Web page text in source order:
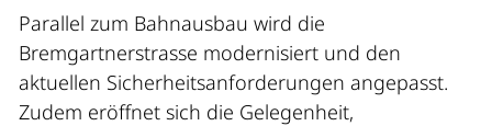
Parallel zum Bahnausbau wird die
Bremgartnerstrasse modernisiert und den
aktuellen Sicherheitsanforderungen angepasst.
Zudem eröffnet sich die Gelegenheit,